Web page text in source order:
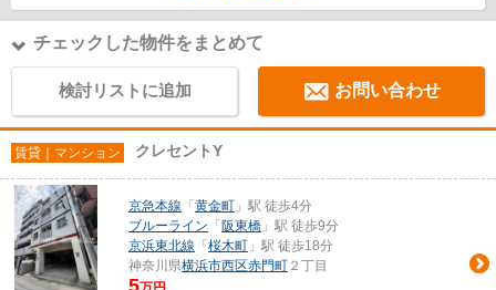
チェックした物件をまとめて
検討リストに追加 お問い合わせ
賃貸｜マンション クレセントY
京急本線 「 黄金町 」駅 徒歩4分
ブルーライン 「 阪東橋 」駅 徒歩9分
京浜東北線 「 桜木町 」駅 徒歩18分
神奈川県横浜市西区赤門町 ２丁目
5